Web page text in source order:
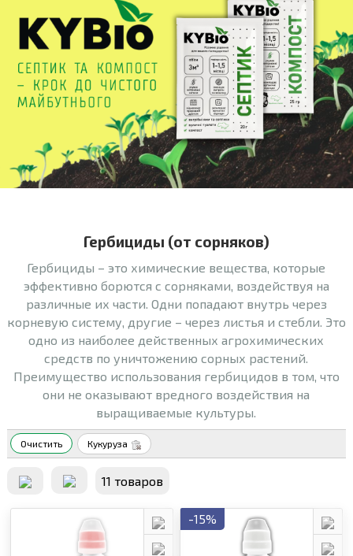
Гербициды (от сорняков)
Гербициды – это химические вещества, которые
эффективно борются с сорняками, воздействуя на
различные их части. Одни попадают внутрь через
корневую систему, другие – через листья и стебли. Это
одно из наиболее действенных агрохимических
средств по уничтожению сорных растений.
Преимущество использования гербицидов в том, что
они не оказывают вредного воздействия на
выращиваемые культуры.
Очистить Кукуруза
11 товаров
-15%